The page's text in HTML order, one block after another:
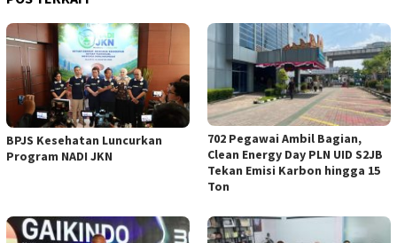
BPJS Kesehatan Luncurkan
Program NADI JKN
702 Pegawai Ambil Bagian,
Clean Energy Day PLN UID S2JB
Tekan Emisi Karbon hingga 15
Ton